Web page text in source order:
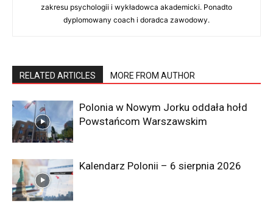
zakresu psychologii i wykładowca akademicki. Ponadto
dyplomowany coach i doradca zawodowy.
RELATED ARTICLES MORE FROM AUTHOR
Polonia w Nowym Jorku oddała hołd
Powstańcom Warszawskim
Kalendarz Polonii – 6 sierpnia 2026